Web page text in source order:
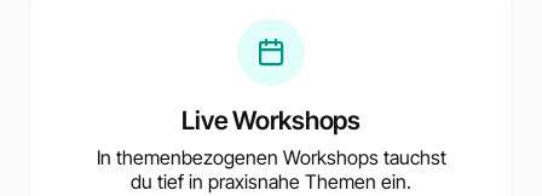
Live Workshops
In themenbezogenen Workshops tauchst
du tief in praxisnahe Themen ein.